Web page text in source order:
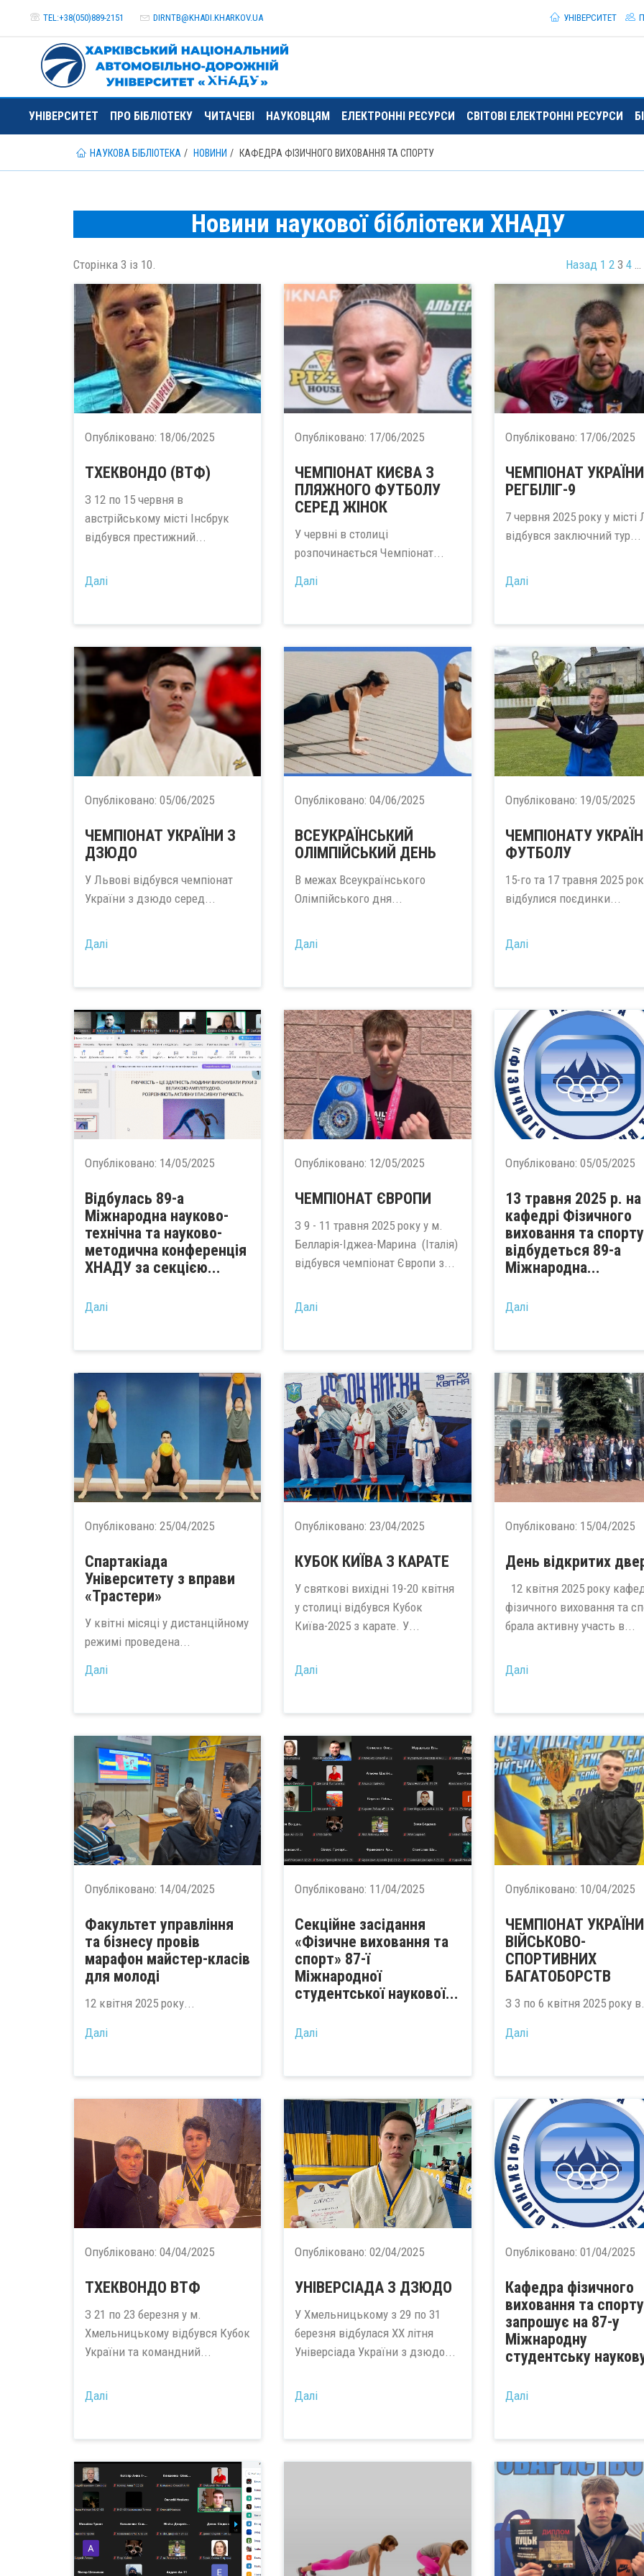
TEL:+38(050)889-2151 DIRNTB@KHADI.KHARKOV.UA УНІВЕРСИТЕТ
УНІВЕРСИТЕТ ПРО БІБЛІОТЕКУ ЧИТАЧЕВІ НАУКОВЦЯМ ЕЛЕКТРОННІ РЕСУРСИ СВІТОВІ ЕЛЕКТРОННІ РЕСУРСИ
НАУКОВА БІБЛІОТЕКА НОВИНИ КАФЕДРА ФІЗИЧНОГО ВИХОВАННЯ ТА СПОРТУ
Новини наукової бібліотеки ХНАДУ
Сторінка 3 із 10. Назад 1 2 3 4 …
Опубліковано: 18/06/2025
ТХЕКВОНДО (ВТФ)
З 12 по 15 червня в
австрійському місті Інсбрук
відбувся престижний...
Далі
Опубліковано: 17/06/2025
ЧЕМПІОНАТ КИЄВА З
ПЛЯЖНОГО ФУТБОЛУ
СЕРЕД ЖІНОК
У червні в столиці
розпочинається Чемпіонат...
Далі
Опубліковано: 17/06/2025
ЧЕМПІОНАТ
РЕГБІЛІГ-9
7 червня 2025 року у місті
відбувся заключний тур...
Далі
Опубліковано: 05/06/2025
ЧЕМПІОНАТ УКРАЇНИ З
ДЗЮДО
У Львові відбувся чемпіонат
України з дзюдо серед...
Далі
Опубліковано:04/06/2025
ВСЕУКРАЇНСЬКИЙ
ОЛІМПІЙСЬКИЙ ДЕНЬ
В межах Всеукраїнського
Олімпійського дня...
Далі
Опубліковано: 19/05/2025
ЧЕМПІОНАТУ
ФУТБОЛУ
15-го та 17 травня 2025
відбулися поєдинки...
Далі
Опубліковано: 14/05/2025
Відбулась 89-а
Міжнародна науково-
технічна та науково-
методична конференція
ХНАДУ за секцією...
Далі
Опубліковано: 12/05/2025
ЧЕМПІОНАТ ЄВРОПИ
З 9 - 11 травня 2025 року у м.
Белларія-Іджеа-Марина (Італія)
відбувся чемпіонат Європи з...
Далі
Опубліковано: 05/05/2025
13 травня 2025 р. на
кафедрі Фізичного
виховання та спорту
відбудеться 89-а
Міжнародна...
Далі
Опубліковано: 25/04/2025
Спартакіада
Університету з вправи
«Трастери»
У квітні місяці у дистанційному
режимі проведена...
Далі
Опубліковано:23/04/2025
КУБОК КИЇВА З КАРАТЕ
У святкові вихідні 19-20 квітня
у столиці відбувся Кубок
Київа-2025 з карате. У...
Далі
Опубліковано: 15/04/2025
День відкритих
12 квітня 2025 року
фізичного виховання та
брала активну участь в...
Далі
Опубліковано: 14/04/2025
Факультет управління
та бізнесу провів
марафон майстер-класів
для молоді
12 квітня 2025 року...
Далі
Опубліковано: 11/04/2025
Секційне засідання
«Фізичне виховання та
спорт» 87-ї
Міжнародної
студентської наукової...
Далі
Опубліковано: 10/04/2025
ЧЕМПІОНАТ
ВІЙСЬКОВО-
СПОРТИВНИХ
БАГАТОБОРСТВ
З 3 по 6 квітня 2025 року
Далі
Опубліковано: 04/04/2025
ТХЕКВОНДО ВТФ
З 21 по 23 березня у м.
Хмельницькому відбувся Кубок
України та командний...
Далі
Опубліковано:02/04/2025
УНІВЕРСІАДА З ДЗЮДО
У Хмельницькому з 29 по 31
березня відбулася ХХ літня
Універсіада України з дзюдо...
Далі
Опубліковано: 01/04/2025
Кафедра фізичного
виховання та спорту
запрошує на 87-у
Міжнародну
студентську
Далі